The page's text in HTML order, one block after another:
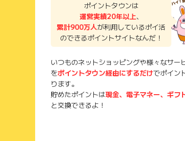
ポイントタウンは
運営実績20年以上、
累計900万人が利用しているポイ活
のできるポイントサイトなんだ！
いつものネットショッピングや様々なサー
をポイントタウン経由にするだけでポイン
ります。
貯めたポイントは現金、電子マネー、ギフ
と交換できるよ！